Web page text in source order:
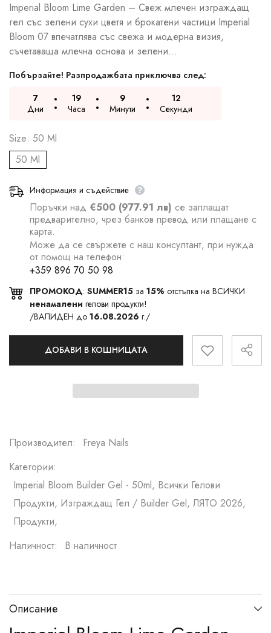
Imperial Bloom Lime Garden – Свеж млечен изграждащ
гел със зелени сухи цветя и брокатени частици Imperial
Bloom 07 впечатлява със свежа и модерна визия,
съчетаваща млечна основа и зелени...
Побързайте! Разпродажбата приключва след:
7
Дни
19
Часа
9
Минути
11
Секунди
Size: 50 Ml
50 Ml
Информация и съдействие
Поръчки над €500 (977.91 лв) се заплащат
предварително, чрез банков превод или плащане с
карта.
Може да се свържете с наш консултант, при нужда
от помощ на телефон:
+359 896 70 50 98
ПРОМОКОД: SUMMER15 за 15% отстъпка на ВСИЧКИ
ненамалени гелови продукти!
/ВАЛИДЕН до 16.08.2026 г./
ДОБАВИ В КОШНИЦАТА
Производител:
Freya Nails
Категории:
Imperial Bloom Builder Gel - 50ml, Всички Гелови
Продукти, Изграждащ Гел / Builder Gel, ЛЯТО 2026,
Продукти,
Наличност:
В наличност
Описание